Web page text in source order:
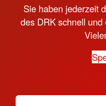
Sie haben jederzeit
des DRK schnell